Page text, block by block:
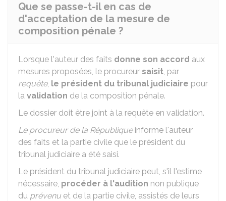
Que se passe-t-il en cas de
d'acceptation de la mesure de
composition pénale ?
Lorsque l'auteur des faits donne son accord aux
mesures proposées, le procureur saisit, par
requête, le président du tribunal judiciaire pour
la validation de la composition pénale.
Le dossier doit être joint à la requête en validation.
Le procureur de la Républiqueinforme l'auteur
des faits et la partie civile que le président du
tribunal judiciaire a été saisi.
Le président du tribunal judiciaire peut, s'il l'estime
nécessaire, procéder à l'audition non publique
du prévenu et de la partie civile, assistés de leurs